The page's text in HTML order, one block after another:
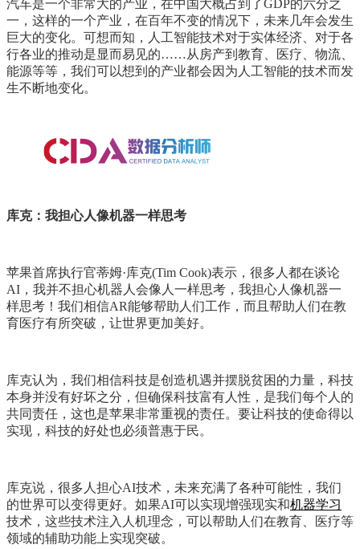
汽车是一个非常大的产业，在中国大概占到了GDP的六分之
一，这样的一个产业，在百年不变的情况下，未来几年会发生
巨大的变化。可想而知，人工智能技术对于实体经济、对于各
行各业的推动是显而易见的……从房产到教育、医疗、物流、
能源等等，我们可以想到的产业都会因为人工智能的技术而发
生不断地变化。
库克：我担心人像机器一样思考
苹果首席执行官蒂姆·库克(Tim Cook)表示，很多人都在谈论
AI，我并不担心机器人会像人一样思考，我担心人像机器一
样思考！我们相信AR能够帮助人们工作，而且帮助人们在教
育医疗有所突破，让世界更加美好。
库克认为，我们相信科技是创造机遇并摆脱贫困的力量，科技
本身并没有好坏之分，但确保科技富有人性，是我们每个人的
共同责任，这也是苹果非常重视的责任。要让科技的使命得以
实现，科技的好处也必须普惠于民。
库克说，很多人担心AI技术，未来充满了各种可能性，我们
的世界可以变得更好。如果AI可以实现增强现实和机器学习
技术，这些技术注入人机理念，可以帮助人们在教育、医疗等
领域的辅助功能上实现突破。